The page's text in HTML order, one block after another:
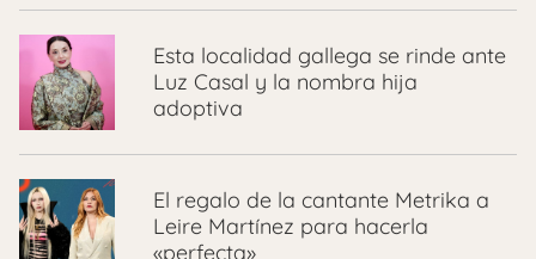
Esta localidad gallega se rinde ante
Luz Casal y la nombra hija
adoptiva
El regalo de la cantante Metrika a
Leire Martínez para hacerla
«perfecta»